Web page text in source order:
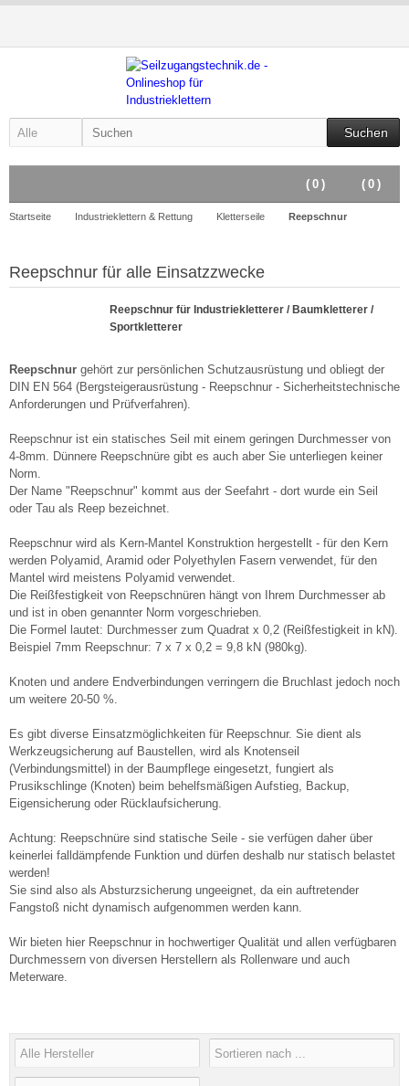
Suchen
( 0 )
( 0 )
Startseite Industrieklettern & Rettung Kletterseile Reepschnur
Reepschnur für alle Einsatzzwecke
Reepschnur für Industriekletterer / Baumkletterer /
Sportkletterer
Reepschnur gehört zur persönlichen Schutzausrüstung und obliegt der
DIN EN 564 (Bergsteigerausrüstung - Reepschnur - Sicherheitstechnische
Anforderungen und Prüfverfahren).
Reepschnur ist ein statisches Seil mit einem geringen Durchmesser von
4-8mm. Dünnere Reepschnüre gibt es auch aber Sie unterliegen keiner
Norm.
Der Name "Reepschnur" kommt aus der Seefahrt - dort wurde ein Seil
oder Tau als Reep bezeichnet.
Reepschnur wird als Kern-Mantel Konstruktion hergestellt - für den Kern
werden Polyamid, Aramid oder Polyethylen Fasern verwendet, für den
Mantel wird meistens Polyamid verwendet.
Die Reißfestigkeit von Reepschnüren hängt von Ihrem Durchmesser ab
und ist in oben genannter Norm vorgeschrieben.
Die Formel lautet: Durchmesser zum Quadrat x 0,2 (Reißfestigkeit in kN).
Beispiel 7mm Reepschnur: 7 x 7 x 0,2 = 9,8 kN (980kg).
Knoten und andere Endverbindungen verringern die Bruchlast jedoch noch
um weitere 20-50 %.
Es gibt diverse Einsatzmöglichkeiten für Reepschnur. Sie dient als
Werkzeugsicherung auf Baustellen, wird als Knotenseil
(Verbindungsmittel) in der Baumpflege eingesetzt, fungiert als
Prusikschlinge (Knoten) beim behelfsmäßigen Aufstieg, Backup,
Eigensicherung oder Rücklaufsicherung.
Achtung: Reepschnüre sind statische Seile - sie verfügen daher über
keinerlei falldämpfende Funktion und dürfen deshalb nur statisch belastet
werden!
Sie sind also als Absturzsicherung ungeeignet, da ein auftretender
Fangstoß nicht dynamisch aufgenommen werden kann.
Wir bieten hier Reepschnur in hochwertiger Qualität und allen verfügbaren
Durchmessern von diversen Herstellern als Rollenware und auch
Meterware.